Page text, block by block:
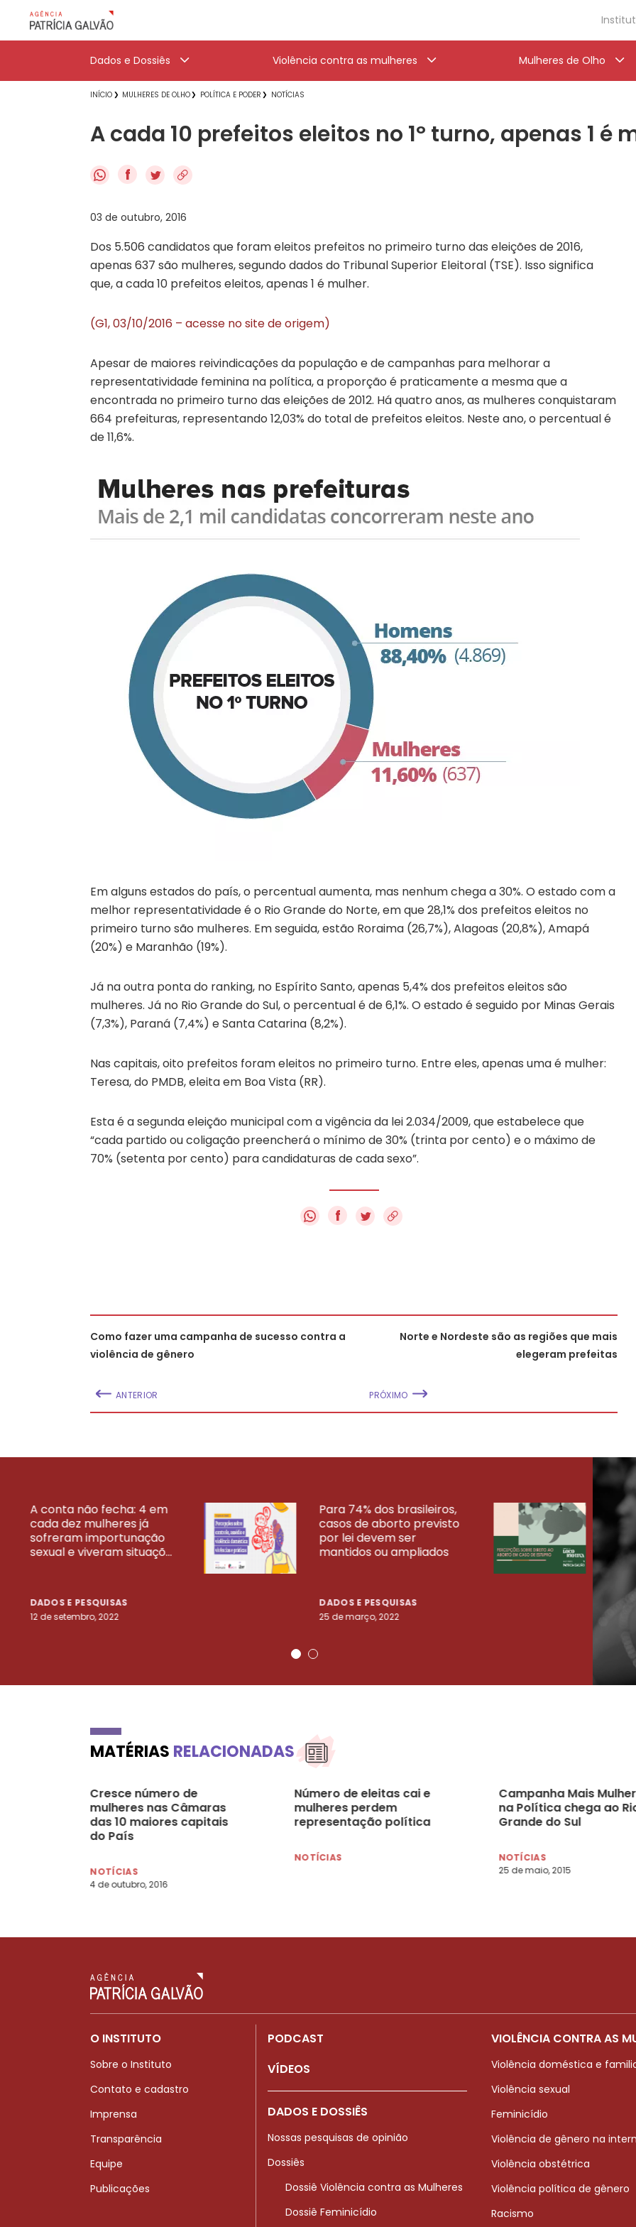
Dados e Dossiês Violência contra as mulheres Mulheres de Olho
INÍCIO MULHERES DE OLHO POLÍTICA E PODER NOTÍCIAS
A cada 10 prefeitos eleitos no 1º turno, apenas 1 é
f
03 de outubro, 2016
Dos 5.506 candidatos que foram eleitos prefeitos no primeiro turno das eleições de 2016,
apenas 637 são mulheres, segundo dados do Tribunal Superior Eleitoral (TSE). Isso significa
que, a cada 10 prefeitos eleitos, apenas 1 é mulher.
(G1, 03/10/2016 – acesse no site de origem)
Apesar de maiores reivindicações da população e de campanhas para melhorar a
representatividade feminina na política, a proporção é praticamente a mesma que a
encontrada no primeiro turno das eleições de 2012. Há quatro anos, as mulheres conquistaram
664 prefeituras, representando 12,03% do total de prefeitos eleitos. Neste ano, o percentual é
de 11,6%.
Em alguns estados do país, o percentual aumenta, mas nenhum chega a 30%. O estado com a
melhor representatividade é o Rio Grande do Norte, em que 28,1% dos prefeitos eleitos no
primeiro turno são mulheres. Em seguida, estão Roraima (26,7%), Alagoas (20,8%), Amapá
(20%) e Maranhão (19%).
Já na outra ponta do ranking, no Espírito Santo, apenas 5,4% dos prefeitos eleitos são
mulheres. Já no Rio Grande do Sul, o percentual é de 6,1%. O estado é seguido por Minas Gerais
(7,3%), Paraná (7,4%) e Santa Catarina (8,2%).
Nas capitais, oito prefeitos foram eleitos no primeiro turno. Entre eles, apenas uma é mulher:
Teresa, do PMDB, eleita em Boa Vista (RR).
Esta é a segunda eleição municipal com a vigência da lei 2.034/2009, que estabelece que
“cada partido ou coligação preencherá o mínimo de 30% (trinta por cento) e o máximo de
70% (setenta por cento) para candidaturas de cada sexo”.
f
Como fazer uma campanha de sucesso contra a
violência de gênero
ANTERIOR
Norte e Nordeste são as regiões que mais
elegeram prefeitas
PRÓXIMO
A conta não fecha: 4 em
cada dez mulheres já
sofreram importunação
sexual e viveram situaçõ...
DADOS E PESQUISAS
12 de setembro, 2022
Para 74% dos brasileiros,
casos de aborto previsto
por lei devem ser
mantidos ou ampliados
DADOS E PESQUISAS
25 de março, 2022
23
VEJA MAIS PESQUISAS
MATÉRIAS RELACIONADAS
Cresce número de
mulheres nas Câmaras
das 10 maiores capitais
do País
NOTÍCIAS
4 de outubro, 2016
Número de eleitas cai e
mulheres perdem
representação política
NOTÍCIAS
Campanha Mais
na Política chega ao
Grande do Sul
NOTÍCIAS
25 de maio, 2015
O INSTITUTO
Sobre o Instituto
Contato e cadastro
Imprensa
Transparência
Equipe
Publicações
PODCAST
VÍDEOS
DADOS E DOSSIÊS
Nossas pesquisas de opinião
Dossiês
Dossiê Violência contra as Mulheres
Dossiê Feminicídio
VIOLÊNCIA CONTRA AS
Violência doméstica e
Violência sexual
Feminicídio
Violência de gênero na
Violência obstétrica
Violência política de gênero
Racismo